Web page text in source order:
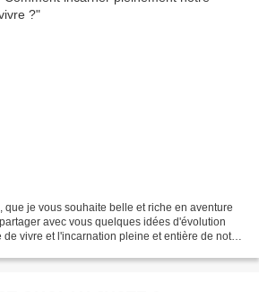
que je vous souhaite belle et riche en aventure
avec vous quelques idées d'évolution
vivre et l'incarnation pleine et entière de notre